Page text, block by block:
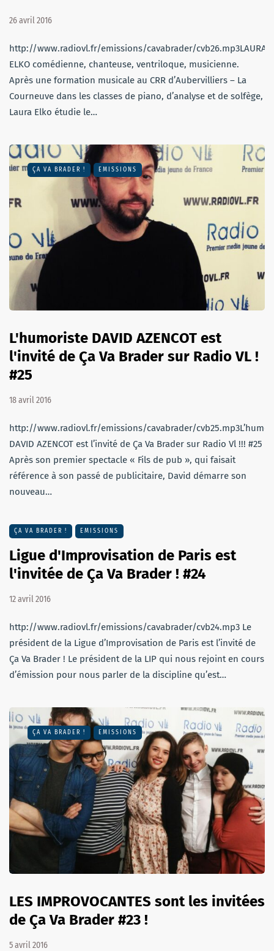
26 avril 2016
http://www.radiovl.fr/emissions/cavabrader/cvb26.mp3LAURA
ELKO comédienne, chanteuse, ventriloque, musicienne.
Après une formation musicale au CRR d’Aubervilliers – La
Courneuve dans les classes de piano, d’analyse et de solfège,
Laura Elko étudie le…
ÇA VA BRADER ! EMISSIONS
L'humoriste DAVID AZENCOT est
l'invité de Ça Va Brader sur Radio VL !
#25
18 avril 2016
http://www.radiovl.fr/emissions/cavabrader/
DAVID AZENCOT est l’invité de Ça Va Brader sur Radio Vl !!! #25
Après son premier spectacle « Fils de pub », qui faisait
référence à son passé de publicitaire, David démarre son
nouveau…
ÇA VA BRADER ! EMISSIONS
Ligue d'Improvisation de Paris est
l'invitée de Ça Va Brader ! #24
12 avril 2016
http://www.radiovl.fr/emissions/cavabrader/cvb24.mp3 Le
président de la Ligue d’Improvisation de Paris est l’invité de
Ça Va Brader ! Le président de la LIP qui nous rejoint en cours
d’émission pour nous parler de la discipline qu’est…
ÇA VA BRADER ! EMISSIONS
LES IMPROVOCANTES sont les invitées
de Ça Va Brader #23 !
5 avril 2016